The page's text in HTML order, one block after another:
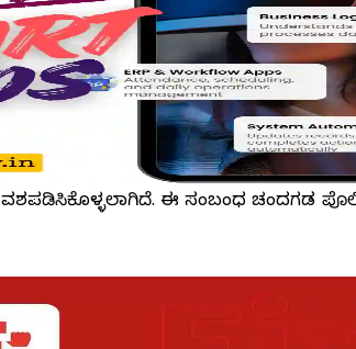
ವಶಪಡಿಸಿಕೊಳ್ಳಲಾಗಿದೆ. ಈ ಸಂಬಂಧ ಚಂದಗಡ